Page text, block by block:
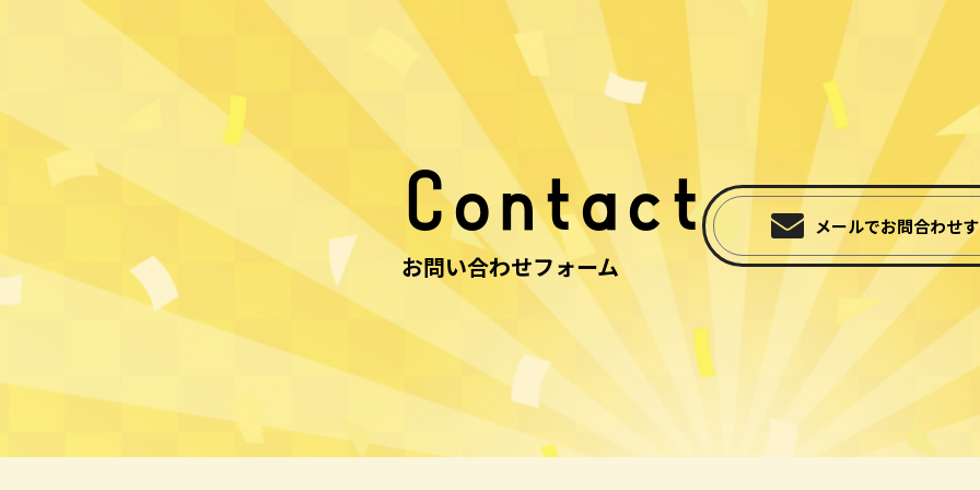
Contact
お問い合わせフォーム
メールでお問合わせ